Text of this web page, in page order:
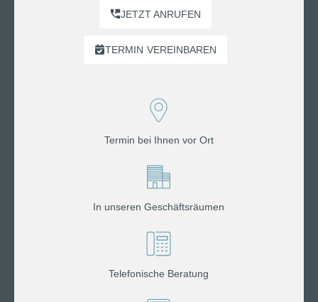
JETZT ANRUFEN
TERMIN VEREINBAREN
Termin bei Ihnen vor Ort
In unseren Geschäftsräumen
Telefonische Beratung